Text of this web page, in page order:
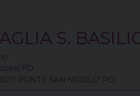
S.
PD
PONTE SAN NICOLO' PD